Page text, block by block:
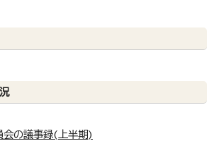
の議事録(上半期)